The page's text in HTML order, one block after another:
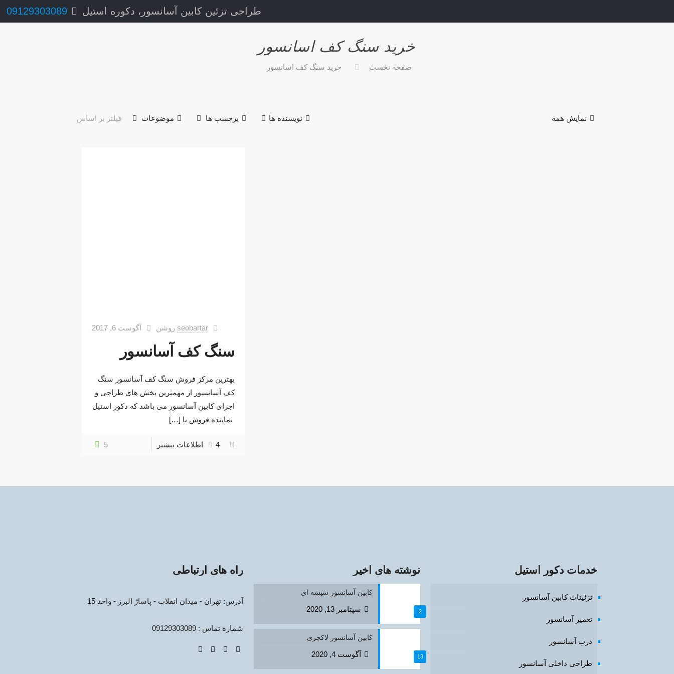
طراحی تزئین کابین آسانسور، دکوره استیل 09129303089
خرید سنگ کف اسانسور
صفحه نخست خرید سنگ کف اسانسور
فیلتر بر اساس موضوعات برچسب ها نویسنده ها نمایش همه
seobartar روشن آگوست 6, 2017
سنگ کف آسانسور
بهترین مرکز فروش سنگ کف آسانسور سنگ
کف آسانسور از مهمترین بخش های طراحی و
اجرای کابین آسانسور می باشد که دکور استیل
نماینده فروش با […]
5 4 اطلاعات بیشتر
راه های ارتباطی
آدرس: تهران - میدان انقلاب - پاساژ البرز - واحد 15
شماره تماس : 09129303089
نوشته های اخیر
2
کابین آسانسور شیشه ای
سپتامبر 13, 2020
13
کابین آسانسور لاکچری
آگوست 4, 2020
خدمات دکور استیل
تزئینات کابین آسانسور
تعمیر آسانسور
درب آسانسور
طراحی داخلی آسانسور